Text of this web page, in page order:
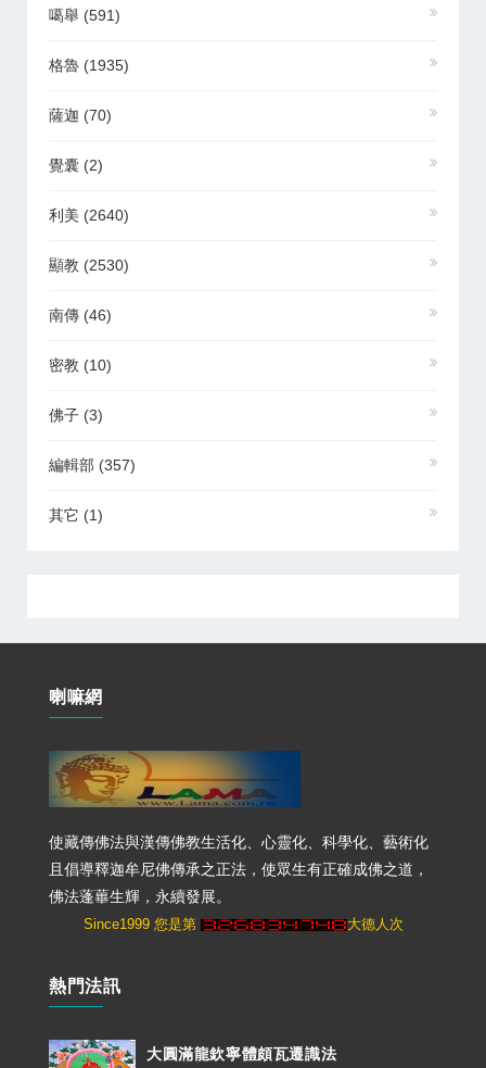
噶舉 (591)
格魯 (1935)
薩迦 (70)
覺囊 (2)
利美 (2640)
顯教 (2530)
南傳 (46)
密教 (10)
佛子 (3)
編輯部 (357)
其它 (1)
喇嘛網
使藏傳佛法與漢傳佛教生活化、心靈化、科學化、藝術化
且倡導釋迦牟尼佛傳承之正法，使眾生有正確成佛之道，
佛法蓬蓽生輝，永續發展。
Since1999 您是第 大德人次
熱門法訊
大圓滿龍欽寧體頗瓦遷識法